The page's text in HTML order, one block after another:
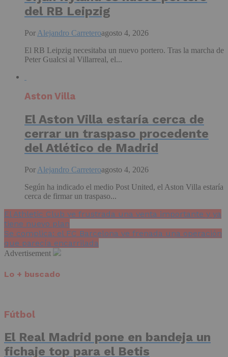
del RB Leipzig
Por Alejandro Carreteroagosto 4, 2026
El RB Leipzig necesitaba un nuevo portero. Tras la marcha de
Peter Gualcsi al Villarreal, el...
Aston Villa
El Aston Villa estaría cerca de
cerrar un traspaso procedente
del Atlético de Madrid
Por Alejandro Carreteroagosto 4, 2026
Según ha indicado el medio Post United, el Aston Villa estaría
cerca de firmar un traspaso...
El Athletic Club ve frustrada una venta importante y ya
tiene nuevo plan
Se complica: el FC Barcelona ve frenada una operación
que parecía encarrilada
Advertisement
Lo + buscado
Fútbol
El Real Madrid pone en bandeja un
fichaje top para el Betis